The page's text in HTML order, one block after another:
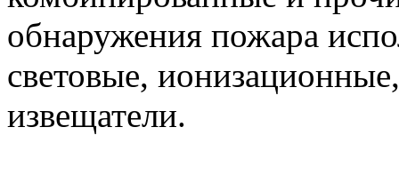
обнаружения пожара
световые,
извещатели.